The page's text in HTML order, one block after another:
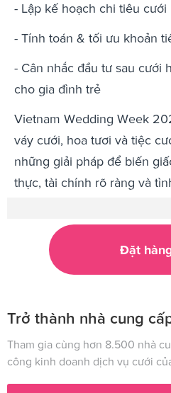
- Lập kế hoạch chi tiêu cưới
- Tính toán & tối ưu khoản
- Cân nhắc đầu tư sau cưới
cho gia đình trẻ
Vietnam Wedding Week
váy cưới, hoa tươi và tiệc
những giải pháp để biến
thực, tài chính rõ ràng và
Đặt
Trở thành nhà cung
Tham gia cùng hơn 8.500 nhà
công kinh doanh dịch vụ cưới